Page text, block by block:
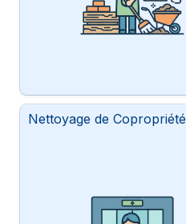
Nettoyage de Copropriété